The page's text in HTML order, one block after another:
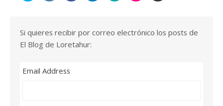
Si quieres recibir por correo electrónico los posts de
El Blog de Loretahur:
Email Address